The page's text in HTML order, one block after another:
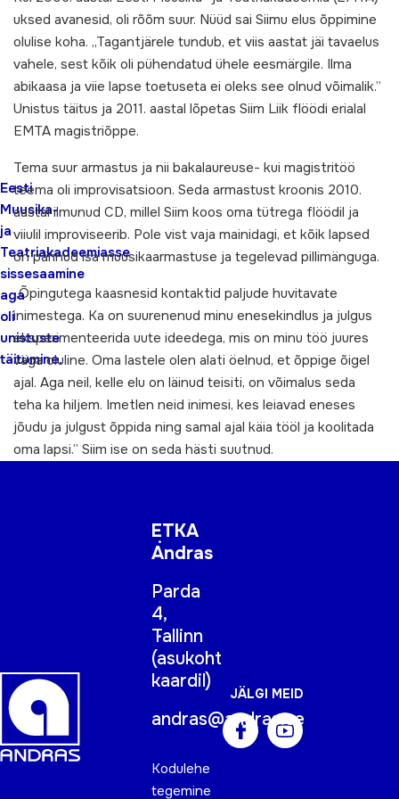
Eesti
Muusika-
ja
Teatriakadeemiasse
sissesaamine
aga
oli
unistuste
täitumine.
uksed avanesid, oli rõõm suur. Nüüd sai Siimu elus õppimine
olulise koha. „Tagantjärele tundub, et viis aastat jäi tavaelus
vahele, sest kõik oli pühendatud ühele eesmärgile. Ilma
abikaasa ja viie lapse toetuseta ei oleks see olnud võimalik.”
Unistus täitus ja 2011. aastal lõpetas Siim Liik flöödi erialal
EMTA magistriõppe.
Tema suur armastus ja nii bakalaureuse- kui magistritöö
teema oli improvisatsioon. Seda armastust kroonis 2010.
aastal ilmunud CD, millel Siim koos oma tütrega flöödil ja
viiulil improviseerib. Pole vist vaja mainidagi, et kõik lapsed
on pärinud isa muusikaarmastuse ja tegelevad pillimänguga.
„Õpingutega kaasnesid kontaktid paljude huvitavate
inimestega. Ka on suurenenud minu enesekindlus ja julgus
eksperimenteerida uute ideedega, mis on minu töö juures
väga oluline. Oma lastele olen alati öelnud, et õppige õigel
ajal. Aga neil, kelle elu on läinud teisiti, on võimalus seda
teha ka hiljem. Imetlen neid inimesi, kes leiavad eneses
jõudu ja julgust õppida ning samal ajal käia tööl ja koolitada
oma lapsi.” Siim ise on seda hästi suutnud.
ETKA
Andras
Parda
4,
Tallinn
(asukoht
kaardil)
andras@andras.ee
Kodulehe
tegemine
JÄLGI MEID